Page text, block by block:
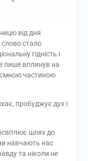
від дня
стало
гідність і
лише вплинув на
частиною
пробуджує дух і
шлях до
навчають нас
та ніколи не